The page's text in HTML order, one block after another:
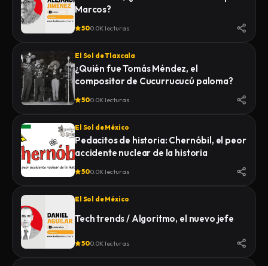
Marcos?
500.0K lecturas
El Sol de Tlaxcala
¿Quién fue Tomás Méndez, el
compositor de Cucurrucucú paloma?
500.0K lecturas
El Sol de México
Pedacitos de historia: Chernóbil, el peor
accidente nuclear de la historia
500.0K lecturas
El Sol de México
Tech trends / Algoritmo, el nuevo jefe
500.0K lecturas